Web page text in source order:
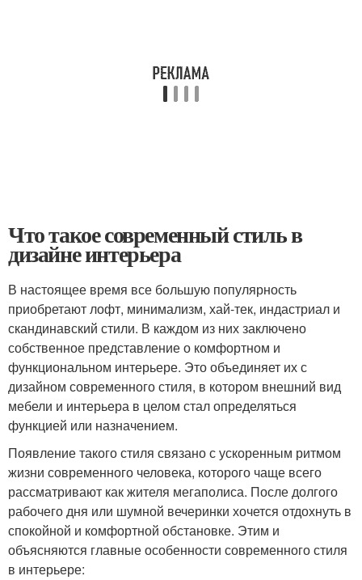
Что такое современный стиль в
дизайне интерьера
В настоящее время все большую популярность
приобретают лофт, минимализм, хай-тек, индастриал и
скандинавский стили. В каждом из них заключено
собственное представление о комфортном и
функциональном интерьере. Это объединяет их с
дизайном современного стиля, в котором внешний вид
мебели и интерьера в целом стал определяться
функцией или назначением.
Появление такого стиля связано с ускоренным ритмом
жизни современного человека, которого чаще всего
рассматривают как жителя мегаполиса. После долгого
рабочего дня или шумной вечеринки хочется отдохнуть в
спокойной и комфортной обстановке. Этим и
объясняются главные особенности современного стиля
в интерьере: